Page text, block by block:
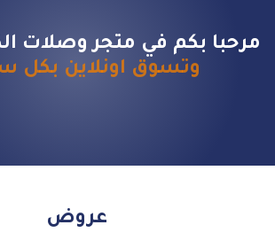
مرحبا بكم في متجر وصلات
وتسوق اونلاين بكل
عروض